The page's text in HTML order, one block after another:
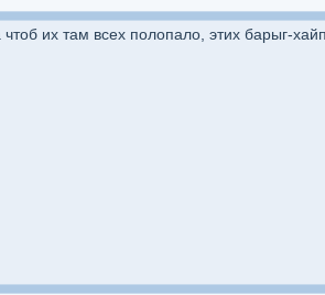
чтоб их там всех полопало, этих барыг-